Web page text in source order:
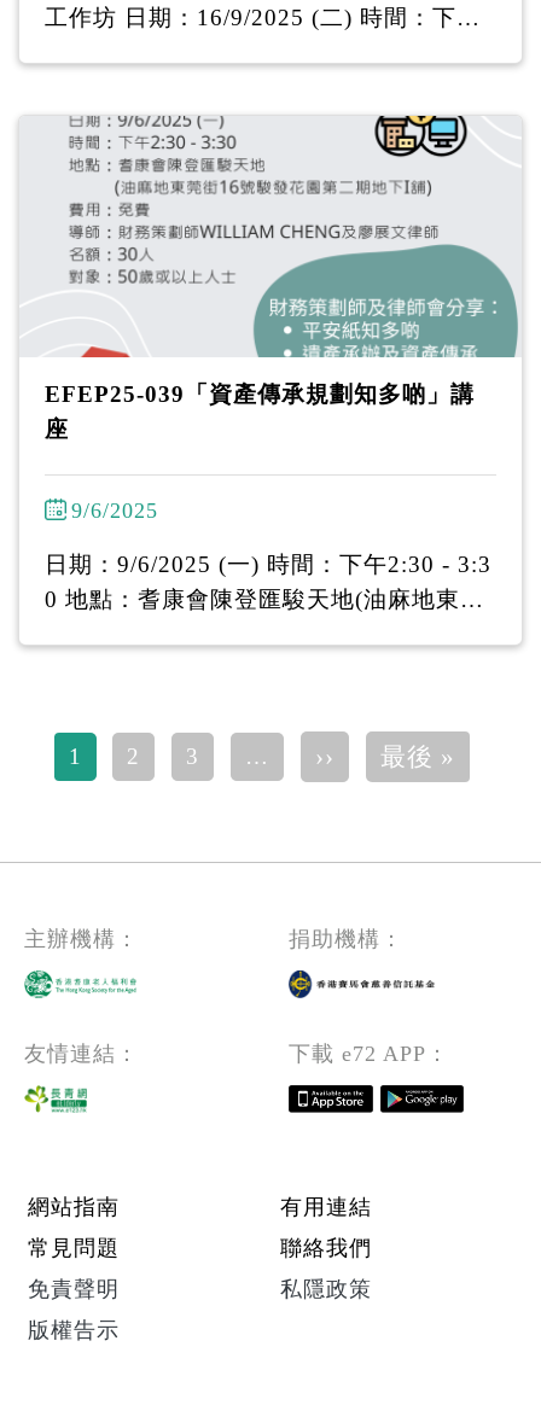
工作坊 日期：16/9/2025 (二) 時間：下午
費用：全免 導師：資深保安公司人力資源
經理 名額：20人 對象：50歲或以上人士
資深保安公司人力資源經理會現場分享保
安行業資訊，並提供小組討論及模擬面試
環節，讓參加者加深對保安行業的認識。
EFEP25-039「資產傳承規劃知多啲」講
座
9/6/2025
日期：9/6/2025 (一) 時間：下午2:30 - 3:3
0 地點：耆康會陳登匯駿天地(油麻地東莞
人士 財務策劃師及律師會於講座向參加者
分享： 1）平安紙知多啲 2）遺產承辦及資
Pagination
1 2 3 … ›› 下一頁最後 »
主辦機構： 捐助機構：
友情連結： 下載 e72 APP：
Footer menu
網站指南
有用連結
常見問題
聯絡我們
免責聲明
私隱政策
版權告示